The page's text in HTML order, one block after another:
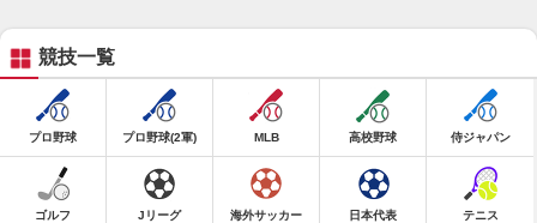
競技一覧
プロ野球 プロ野球(2軍) MLB 高校野球 侍ジャパン
ゴルフ Jリーグ 海外サッカー 日本代表 テニス